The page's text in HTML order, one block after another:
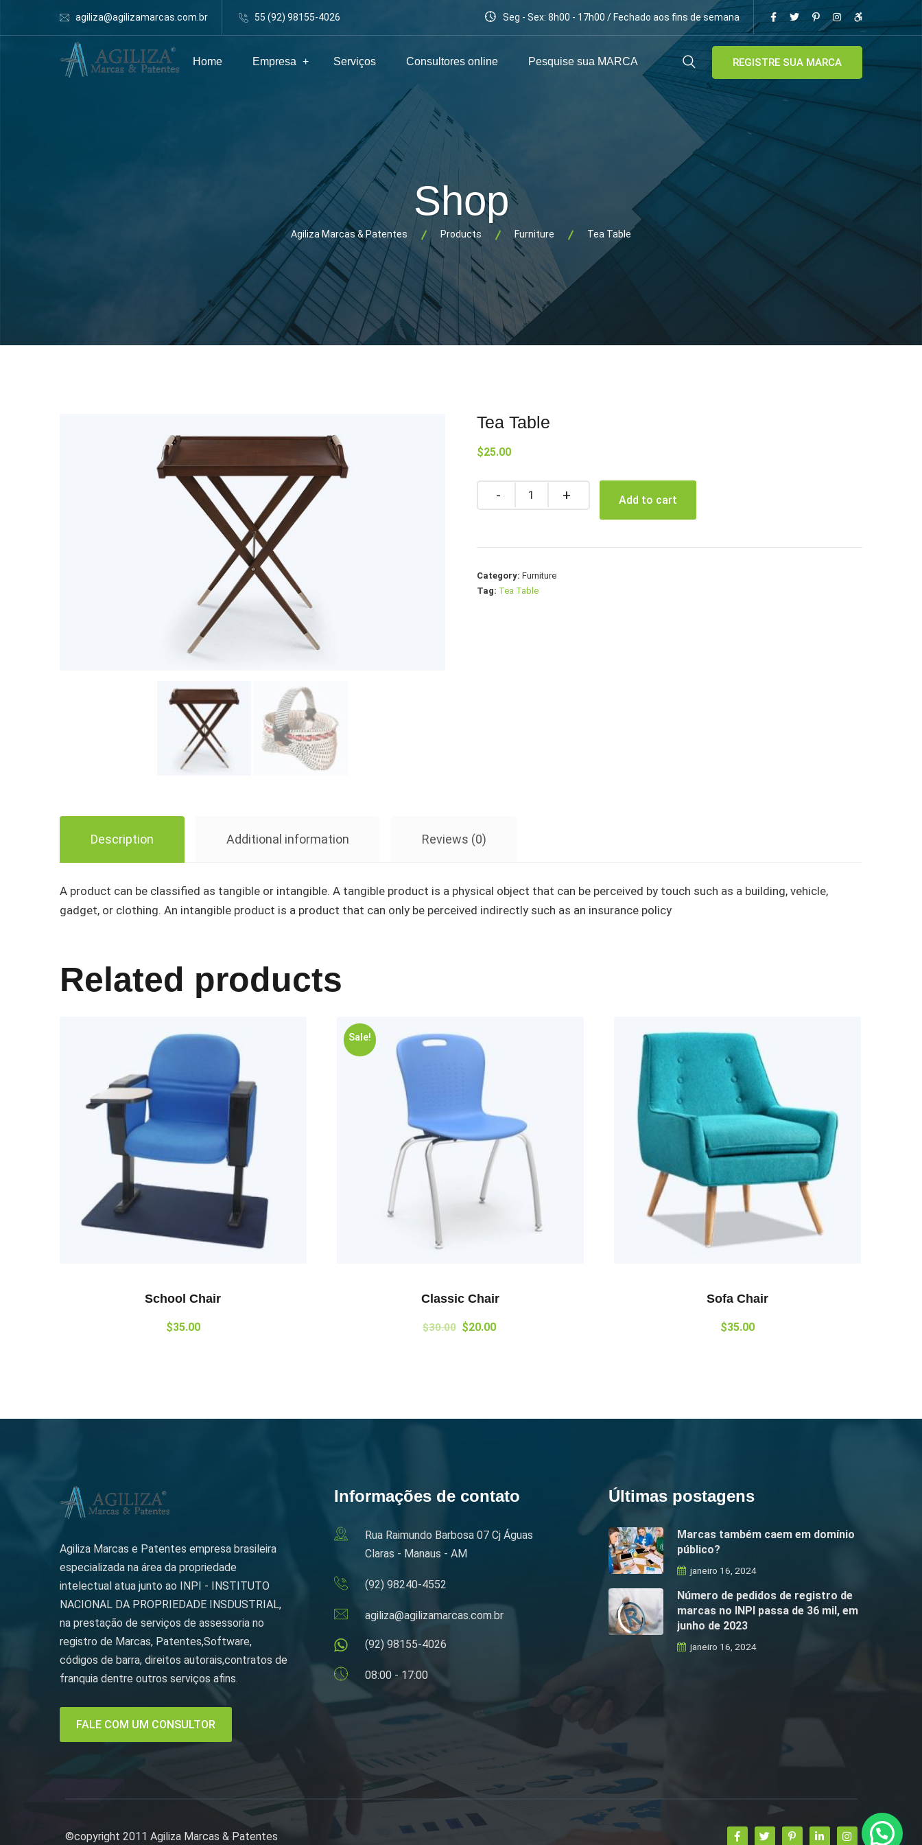
agiliza@agilizamarcas.com.br 55 (92) 98155-4026 Seg - Sex: 8h00 - 17h00 / Fechado aos fins de semana
Home Empresa Serviços Consultores online Pesquise sua MARCA REGISTRE SUA MARCA
Shop
Agiliza Marcas & Patentes Products Furniture Tea Table
Tea Table
$25.00
Quantity
Add to cart
Category:Furniture
Tag: Tea Table
Description Additional information Reviews (0)
A product can be classified as tangible or intangible. A tangible product is a physical object that can be perceived by touch such as a building, vehicle,
gadget, or clothing. An intangible product is a product that can only be perceived indirectly such as an insurance policy
Related products
School Chair
$35.00
Sale!
Classic Chair
$30.00 $20.00
Sofa Chair
$35.00
Agiliza Marcas e Patentes empresa brasileira
especializada na área da propriedade
intelectual atua junto ao INPI - INSTITUTO
NACIONAL DA PROPRIEDADE INSDUSTRIAL,
na prestação de serviços de assessoria no
registro de Marcas, Patentes,Software,
códigos de barra, direitos autorais,contratos de
franquia dentre outros serviços afins.
FALE COM UM CONSULTOR
Informações de contato
Rua Raimundo Barbosa 07 Cj Águas
Claras - Manaus - AM
(92) 98240-4552
agiliza@agilizamarcas.com.br
(92) 98155-4026
08:00 - 17:00
Últimas postagens
Marcas também caem em domínio
público?
janeiro 16, 2024
Número de pedidos de registro de
marcas no INPI passa de 36 mil, em
junho de 2023
janeiro 16, 2024
©copyright 2011 Agiliza Marcas & Patentes